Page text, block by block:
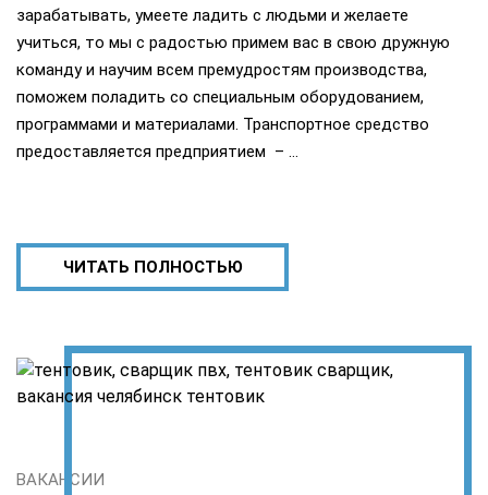
зарабатывать, умеете ладить с людьми и желаете
учиться, то мы с радостью примем вас в свою дружную
команду и научим всем премудростям производства,
поможем поладить со специальным оборудованием,
программами и материалами. Транспортное средство
предоставляется предприятием – …
ЧИТАТЬ ПОЛНОСТЬЮ
ВАКАНСИИ